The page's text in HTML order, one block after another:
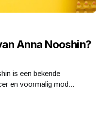
Anna Nooshin?
is een bekende
en voormalig mod...